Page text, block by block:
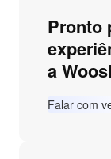
Pronto
a
Falar com